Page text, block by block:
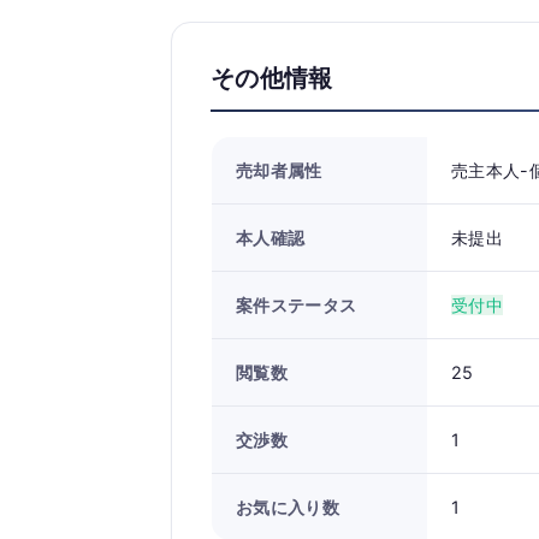
その他情報
売却者属性 売主本人-
本人確認 未提出
案件ステータス 受付中
閲覧数 25
交渉数 1
お気に入り数 1